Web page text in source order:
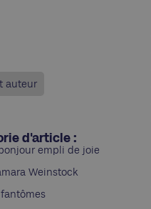
auteur
d'article :
empli de joie
Weinstock
fantômes